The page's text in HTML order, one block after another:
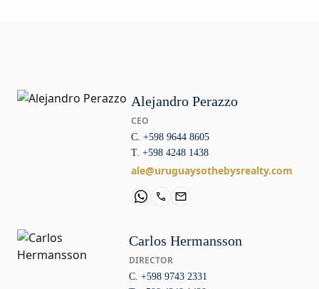
Alejandro Perazzo
CEO
C. +598 9644 8605
T. +598 4248 1438
ale@uruguaysothebysrealty.com
Carlos Hermansson
DIRECTOR
C. +598 9743 2331